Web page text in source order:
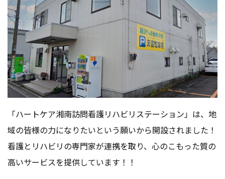
「ハートケア湘南訪問看護リハビリステーション」は、地
域の皆様の力になりたいという願いから開設されました！
看護とリハビリの専門家が連携を取り、心のこもった質の
高いサービスを提供しています！！